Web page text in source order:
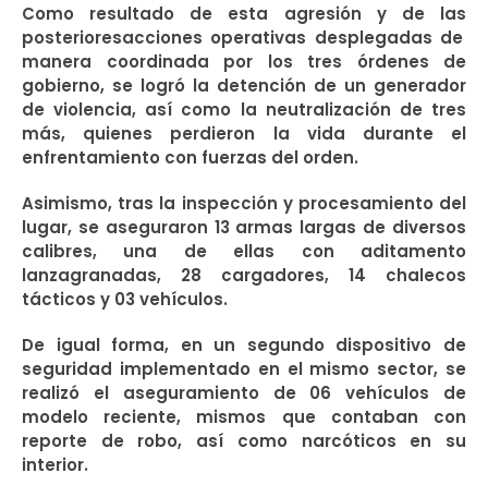
Como resultado de esta agresión yde las
posterioresacciones operativas desplegadas de
manera coordinada por los tres órdenes de
gobierno, se logró la detención de un generador
de violencia, así como la neutralización de tres
más, quienes perdieron la vida durante el
enfrentamiento con fuerzas del orden.
Asimismo, tras la inspección y procesamiento del
lugar, se aseguraron 13 armas largas de diversos
calibres, una de ellas con aditamento
lanzagranadas, 28 cargadores, 14 chalecos
tácticos y 03 vehículos.
De igual forma, en un segundo dispositivo de
seguridad implementado en el mismo sector, se
realizó el aseguramiento de 06 vehículos de
modelo reciente, mismos que contaban con
reporte de robo, así como narcóticos en su
interior.